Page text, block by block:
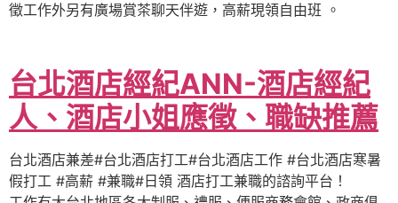
徵工作外另有廣場賞茶聊天伴遊，高薪現領自由班 。
台北酒店經紀ANN-酒店經紀
人、酒店小姐應徵、職缺推薦
台北酒店兼差#台北酒店打工#台北酒店工作 #台北酒店寒暑
假打工 #高薪 #兼職#日領 酒店打工兼職的諮詢平台！